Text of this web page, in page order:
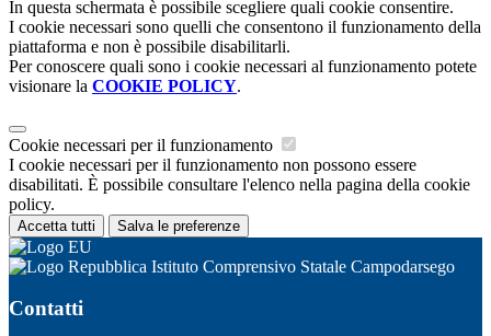
In questa schermata è possibile scegliere quali cookie consentire.
I cookie necessari sono quelli che consentono il funzionamento della
piattaforma e non è possibile disabilitarli.
Per conoscere quali sono i cookie necessari al funzionamento potete
visionare la COOKIE POLICY.
Cookie necessari per il funzionamento
I cookie necessari per il funzionamento non possono essere
disabilitati. È possibile consultare l'elenco nella pagina della cookie
policy.
Accetta tutti Salva le preferenze
Istituto Comprensivo Statale Campodarsego
Contatti